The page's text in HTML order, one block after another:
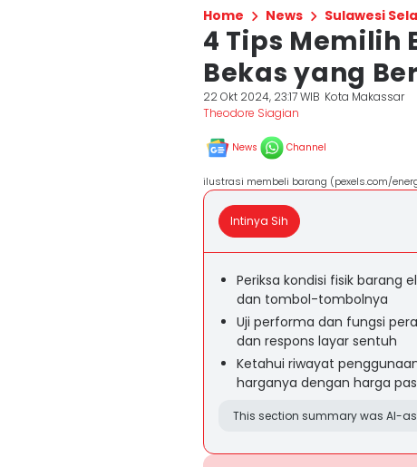
Home News Sulawesi
4 Tips Memilih
Bekas yang
22 Okt 2024, 23:17 WIB Kota Makassar
Theodore Siagian
News Channel
ilustrasi membeli barang (pexels.com/
Intinya Sih
Periksa kondisi fisik barang
dan tombol-tombolnya
Uji performa dan fungsi
dan respons layar sentuh
Ketahui riwayat
harganya dengan harga
This section summary was AI-